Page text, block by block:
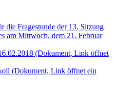
die Fragestunde der 13. Sitzung
am Mittwoch, dem 21. Februar
(Dokument, Link öffnet
(Dokument, Link öffnet ein